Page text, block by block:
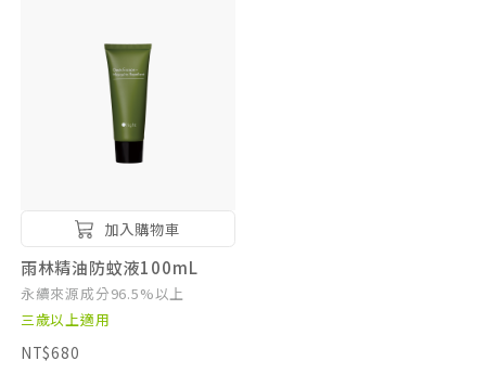
加入購物車
雨林精油防蚊液100mL
永續來源成分96.5%以上
三歲以上適用
NT$680